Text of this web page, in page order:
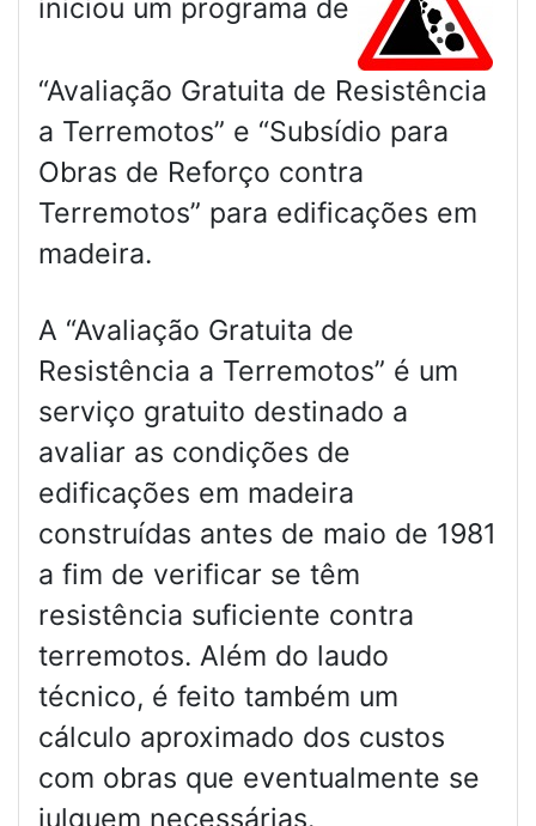
iniciou um programa de
“Avaliação Gratuita de Resistência
a Terremotos” e “Subsídio para
Obras de Reforço contra
Terremotos” para edificações em
madeira.
A “Avaliação Gratuita de
Resistência a Terremotos” é um
serviço gratuito destinado a
avaliar as condições de
edificações em madeira
construídas antes de maio de 1981
a fim de verificar se têm
resistência suficiente contra
terremotos. Além do laudo
técnico, é feito também um
cálculo aproximado dos custos
com obras que eventualmente se
julguem necessárias.